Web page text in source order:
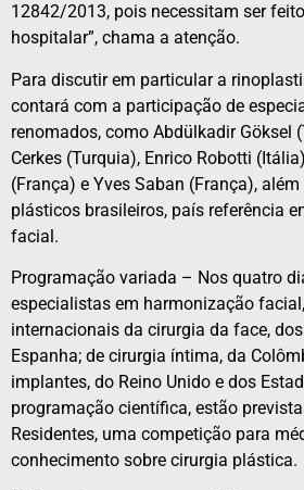
12842/2013, pois necessitam ser
hospitalar”, chama a atenção.
Para discutir em particular a
contará com a participação de
renomados, como Abdülkadir Göksel
Cerkes (Turquia), Enrico Robotti
(França) e Yves Saban (França),
plásticos brasileiros, país referência
facial.
Programação variada – Nos quatro
especialistas em harmonização
internacionais da cirurgia da face,
Espanha; de cirurgia íntima, da
implantes, do Reino Unido e dos
programação científica, estão
Residentes, uma competição para
conhecimento sobre cirurgia plástica.